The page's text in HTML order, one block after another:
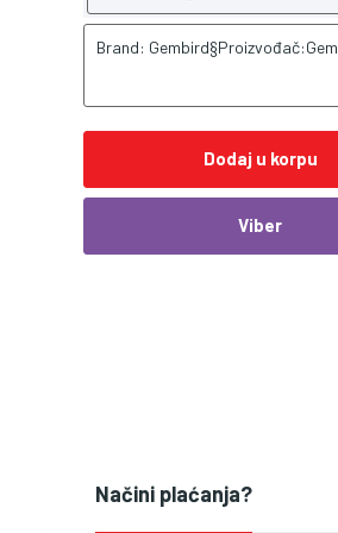
Brand:
Dodaj u korpu
Viber
Načini plaćanja?